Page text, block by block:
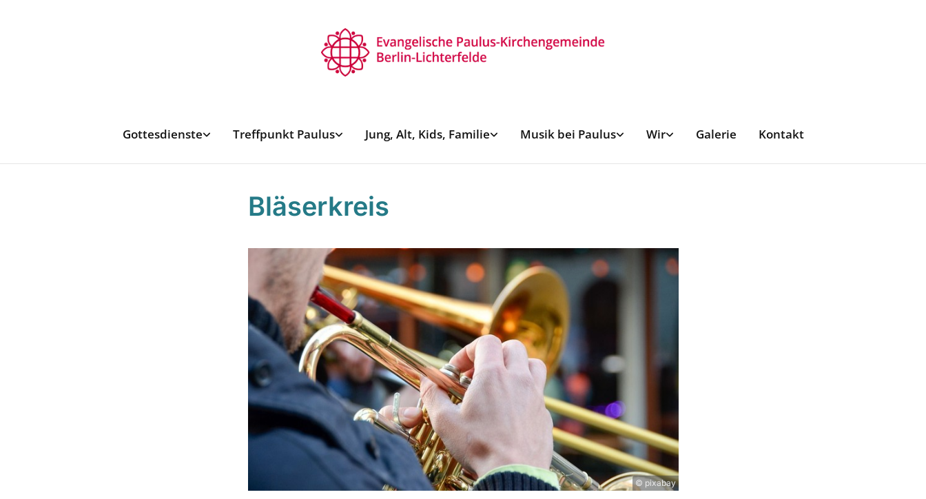
Gottesdienste Treffpunkt Paulus Jung, Alt, Kids, Familie Musik bei Paulus Wir Galerie Kontakt
Bläserkreis
© pixabay